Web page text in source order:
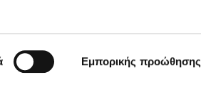
Εμπορικής προώθησης
Powered by